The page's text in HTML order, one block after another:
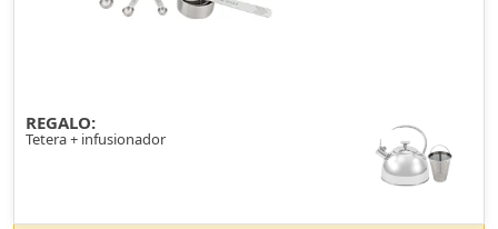
REGALO:
Tetera + infusionador